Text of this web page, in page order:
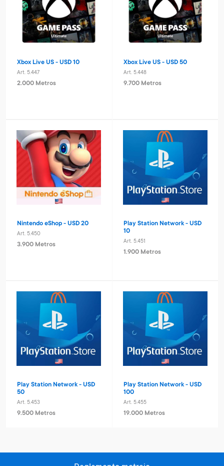
Xbox Live US - USD 10
Art. 5.447
2.000 Metros
Xbox Live US - USD 50
Art. 5.448
9.700 Metros
Nintendo eShop - USD 20
Art. 5.450
3.900 Metros
Play Station Network - USD
10
Art. 5.451
1.900 Metros
Play Station Network - USD
50
Art. 5.453
9.500 Metros
Play Station Network - USD
100
Art. 5.455
19.000 Metros